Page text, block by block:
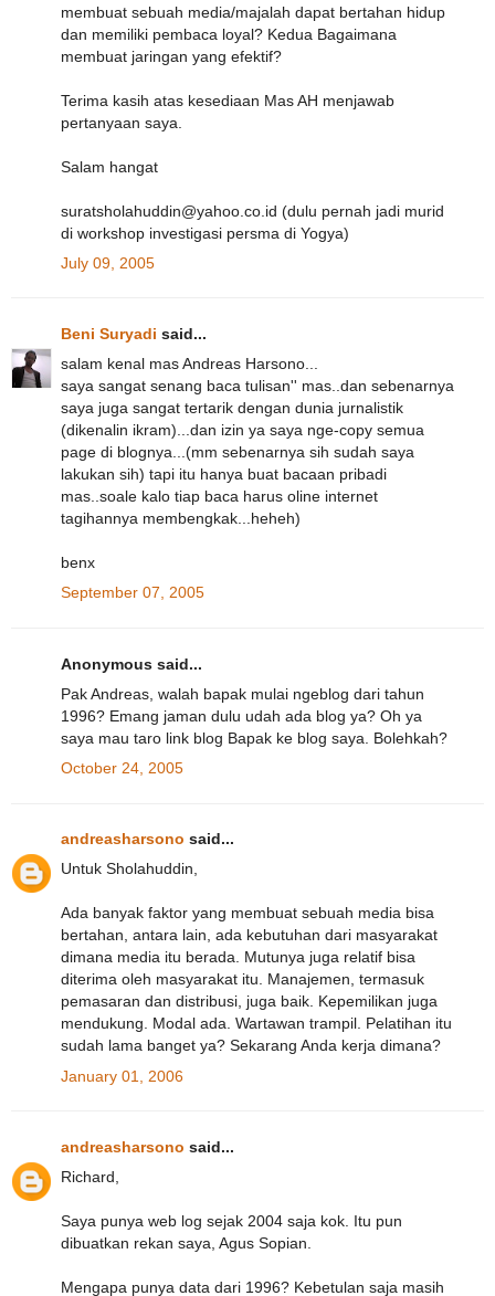
membuat sebuah media/majalah dapat bertahan hidup
dan memiliki pembaca loyal? Kedua Bagaimana
membuat jaringan yang efektif?
Terima kasih atas kesediaan Mas AH menjawab
pertanyaan saya.
Salam hangat
suratsholahuddin@yahoo.co.id (dulu pernah jadi murid
di workshop investigasi persma di Yogya)
July 09, 2005
Beni Suryadi said...
salam kenal mas Andreas Harsono...
saya sangat senang baca tulisan'' mas..dan sebenarnya
saya juga sangat tertarik dengan dunia jurnalistik
(dikenalin ikram)...dan izin ya saya nge-copy semua
page di blognya...(mm sebenarnya sih sudah saya
lakukan sih) tapi itu hanya buat bacaan pribadi
mas..soale kalo tiap baca harus oline internet
tagihannya membengkak...heheh)
benx
September 07, 2005
Anonymous said...
Pak Andreas, walah bapak mulai ngeblog dari tahun
1996? Emang jaman dulu udah ada blog ya? Oh ya
saya mau taro link blog Bapak ke blog saya. Bolehkah?
October 24, 2005
andreasharsono said...
Untuk Sholahuddin,
Ada banyak faktor yang membuat sebuah media bisa
bertahan, antara lain, ada kebutuhan dari masyarakat
dimana media itu berada. Mutunya juga relatif bisa
diterima oleh masyarakat itu. Manajemen, termasuk
pemasaran dan distribusi, juga baik. Kepemilikan juga
mendukung. Modal ada. Wartawan trampil. Pelatihan itu
sudah lama banget ya? Sekarang Anda kerja dimana?
January 01, 2006
andreasharsono said...
Richard,
Saya punya web log sejak 2004 saja kok. Itu pun
dibuatkan rekan saya, Agus Sopian.
Mengapa punya data dari 1996? Kebetulan saja masih